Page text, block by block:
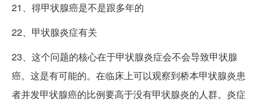
21、得甲状腺癌是不是跟多年的
22、甲状腺炎症有关
23、这个问题的核心在于甲状腺炎症会不会导致甲状腺
癌。这是有可能的。在临床上可以观察到桥本甲状腺炎患
者并发甲状腺癌的比例要高于没有甲状腺炎的人群。炎症